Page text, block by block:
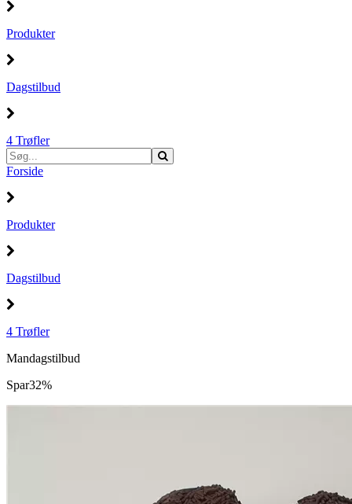
Produkter
Dagstilbud
4 Trøfler
Forside
Produkter
Dagstilbud
4 Trøfler
Mandagstilbud
Spar32%